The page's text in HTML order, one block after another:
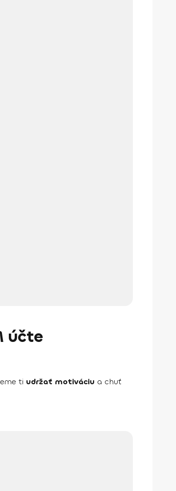
účte
ti udržať motiváciu a chuť